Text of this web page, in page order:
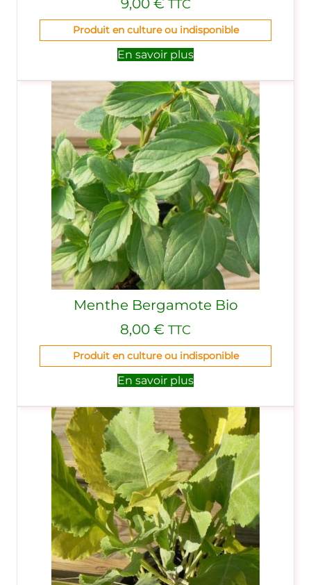
9,00 € TTC
Produit en culture ou indisponible
En savoir plus
Menthe Bergamote Bio
8,00 € TTC
Produit en culture ou indisponible
En savoir plus